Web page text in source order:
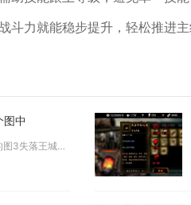
力就能稳步提升，轻松推进主
图中
金属傀儡主要出没于地下城堡2的图3失落王城，集中在该地图的铁匠铺区域，坐标大致为（30，31）附近，是该区域的固定怪物组...